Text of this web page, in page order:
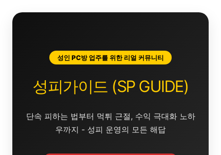
성인 PC방 업주를 위한 리얼 커뮤니티
성피가이드 (SP GUIDE)
단속 피하는 법부터 먹튀 근절, 수익 극대화 노하
우까지 - 성피 운영의 모든 해답